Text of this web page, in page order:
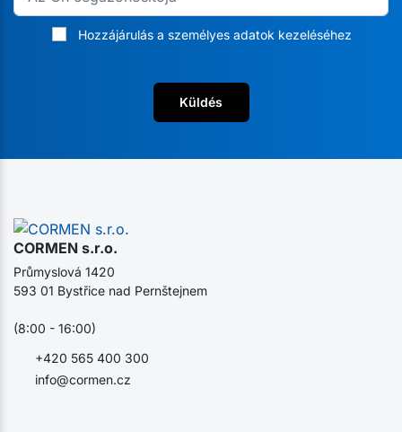
Hozzájárulás a személyes adatok kezeléséhez
Küldés
CORMEN s.r.o.
info@cormen.cz
+420 565 400 300
Průmyslová 1420
593 01 Bystřice nad Pernštejnem
(8:00 - 16:00)